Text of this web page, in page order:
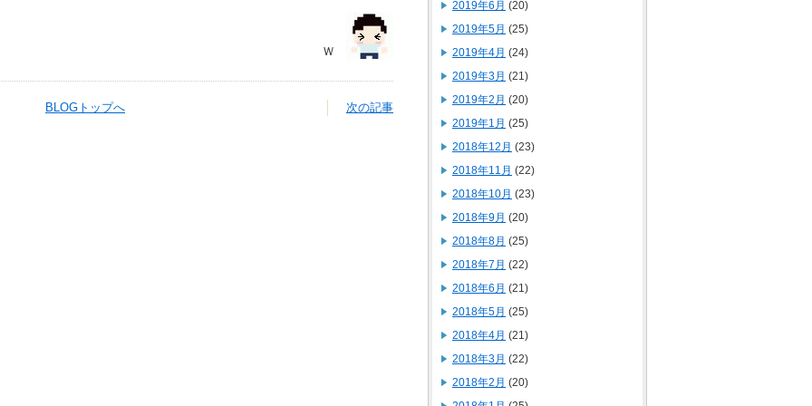
Ｗ
BLOGトップへ 次の記事
2019年6月 (20)
2019年5月 (25)
2019年4月 (24)
2019年3月 (21)
2019年2月 (20)
2019年1月 (25)
2018年12月 (23)
2018年11月 (22)
2018年10月 (23)
2018年9月 (20)
2018年8月 (25)
2018年7月 (22)
2018年6月 (21)
2018年5月 (25)
2018年4月 (21)
2018年3月 (22)
2018年2月 (20)